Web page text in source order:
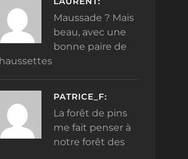
Maussade ? Mais
beau, avec une
bonne paire de
PATRICE_F:
La forêt de pins
me fait penser à
notre forêt des